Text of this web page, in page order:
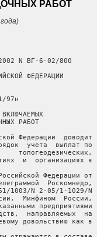
РАБОТ
N ВГ-6-02/800
ФЕДЕРАЦИИ
97н
ВКЛЮЧАЕМЫХ
РАБОТ
Федерации  доводит
учета  выплат по
топогеодезических,
и  организациях в
Федерации от
Роскомнедр,
1003/N 2-05/1-1029/N
Минфином  России,
предприятиями
направляемых  на
довольствию как в